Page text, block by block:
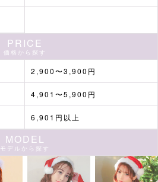
PRICE
価格から探す
2,900〜3,900円
4,901〜5,900円
6,901円以上
MODEL
モデルから探す